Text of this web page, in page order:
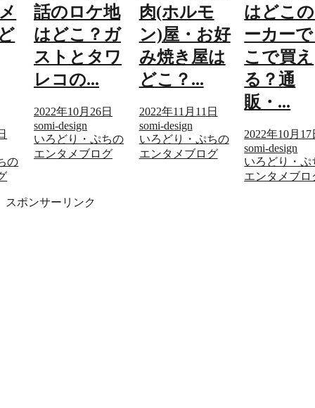
の
肉(ホルモ
ン)屋・お好
み焼き屋は
どこ？...
2022年11月11日
somi-design
いろどり・ぷちの
エンタメブログ
はどこのメ
ーカーでど
こで買え
る？通
販・...
2022年10月17日
somi-design
いろどり・ぷちの
話のロ
はどこ
ストと
レコの...
2022年10月26
いろどり・ぷ
エンタメブロ
スポンサーリンク